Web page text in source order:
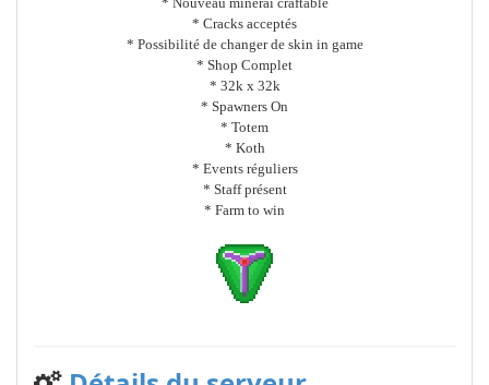
* Cracks acceptés
* Possibilité de changer de skin in game
* Shop Complet
* 32k x 32k
* Spawners On
* Totem
* Koth
* Events réguliers
* Staff présent
* Farm to win